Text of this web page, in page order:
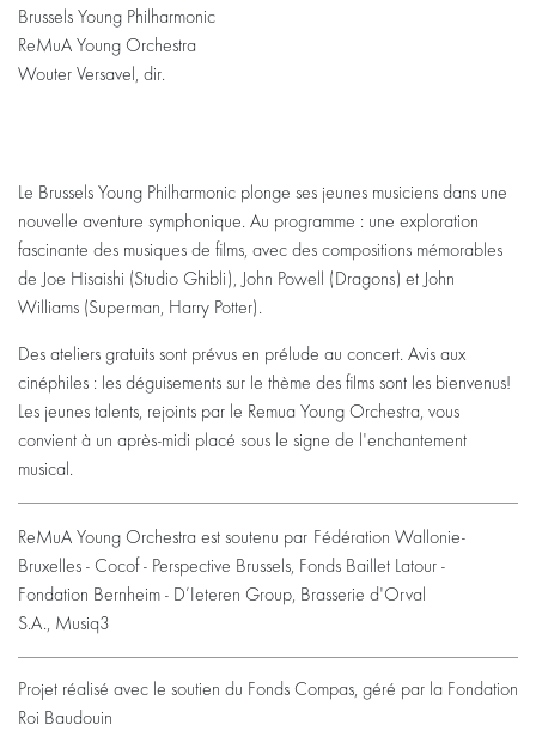
Brussels Young Philharmonic
ReMuA Young Orchestra
Wouter Versavel, dir.
Le Brussels Young Philharmonic plonge ses jeunes musiciens dans une
nouvelle aventure symphonique. Au programme : une exploration
fascinante des musiques de films, avec des compositions mémorables
de Joe Hisaishi (Studio Ghibli), John Powell (Dragons) et John
Williams (Superman, Harry Potter).
Des ateliers gratuits sont prévus en prélude au concert. Avis aux
cinéphiles : les déguisements sur le thème des films sont les bienvenus!
Les jeunes talents, rejoints par le Remua Young Orchestra, vous
convient à un après-midi placé sous le signe de l'enchantement
musical.
ReMuA Young Orchestra est soutenu par Fédération Wallonie-
Bruxelles - Cocof - Perspective Brussels, Fonds Baillet Latour -
Fondation Bernheim - D’Ieteren Group, Brasserie d'Orval
S.A., Musiq3
Projet réalisé avec le soutien du Fonds Compas, géré par la Fondation
Roi Baudouin